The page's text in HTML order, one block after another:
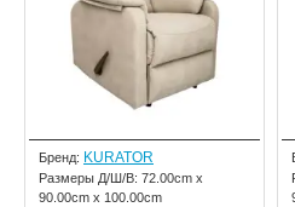
Бренд: KURATOR
Размеры Д/Ш/В: 72.00cm x
90.00cm x 100.00cm